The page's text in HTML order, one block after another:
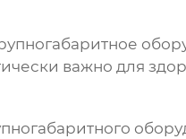
важно для